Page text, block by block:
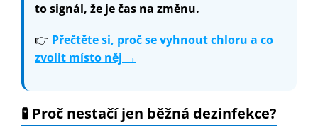
to signál, že je čas na změnu.
👉 Přečtěte si, proč se vyhnout chloru a co
zvolit místo něj →
🧪 Proč nestačí jen běžná dezinfekce?